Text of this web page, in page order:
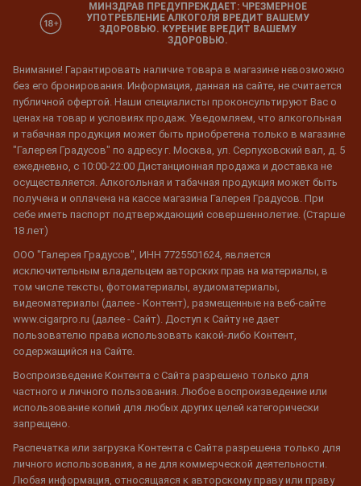
МИНЗДРАВ ПРЕДУПРЕЖДАЕТ: ЧРЕЗМЕРНОЕ
УПОТРЕБЛЕНИЕ АЛКОГОЛЯ ВРЕДИТ ВАШЕМУ
ЗДОРОВЬЮ. КУРЕНИЕ ВРЕДИТ ВАШЕМУ
ЗДОРОВЬЮ.
Внимание! Гарантировать наличие товара в магазине невозможно
без его бронирования. Информация, данная на сайте, не считается
публичной офертой. Наши специалисты проконсультируют Вас о
ценах на товар и условиях продаж. Уведомляем, что алкогольная
и табачная продукция может быть приобретена только в магазине
"Галерея Градусов" по адресу г. Москва, ул. Серпуховский вал, д. 5
ежедневно, с 10:00-22:00 Дистанционная продажа и доставка не
осуществляется. Алкогольная и табачная продукция может быть
получена и оплачена на кассе магазина Галерея Градусов. При
себе иметь паспорт подтверждающий совершеннолетие. (Старше
18 лет)
ООО "Галерея Градусов", ИНН 7725501624, является
исключительным владельцем авторских прав на материалы, в
том числе тексты, фотоматериалы, аудиоматериалы,
видеоматериалы (далее - Контент), размещенные на веб-сайте
www.cigarpro.ru (далее - Сайт). Доступ к Сайту не дает
пользователю права использовать какой-либо Контент,
содержащийся на Сайте.
Воспроизведение Контента с Сайта разрешено только для
частного и личного пользования. Любое воспроизведение или
использование копий для любых других целей категорически
запрещено.
Распечатка или загрузка Контента с Сайта разрешена только для
личного использования, а не для коммерческой деятельности.
Любая информация, относящаяся к авторскому праву или праву